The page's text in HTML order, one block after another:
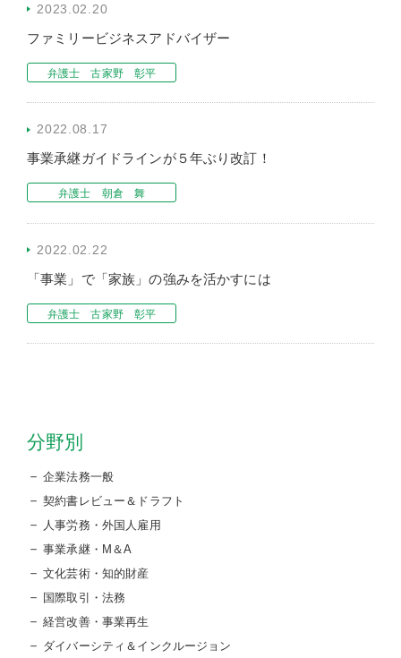
2023.02.20
ファミリービジネスアドバイザー
弁護士 古家野 彰平
2022.08.17
事業承継ガイドラインが５年ぶり改訂！
弁護士 朝倉 舞
2022.02.22
「事業」で「家族」の強みを活かすには
弁護士 古家野 彰平
分野別
企業法務一般
契約書レビュー＆ドラフト
人事労務・外国人雇用
事業承継・M＆A
文化芸術・知的財産
国際取引・法務
経営改善・事業再生
ダイバーシティ＆インクルージョン